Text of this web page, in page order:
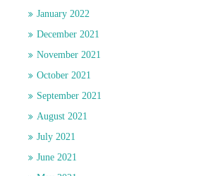
January 2022
December 2021
November 2021
October 2021
September 2021
August 2021
July 2021
June 2021